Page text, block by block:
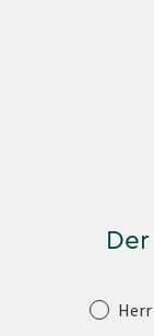
Anrede Herr